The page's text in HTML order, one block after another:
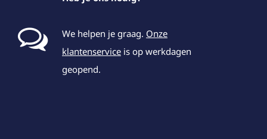
We helpen je graag. Onze
klantenservice is op werkdagen
geopend.